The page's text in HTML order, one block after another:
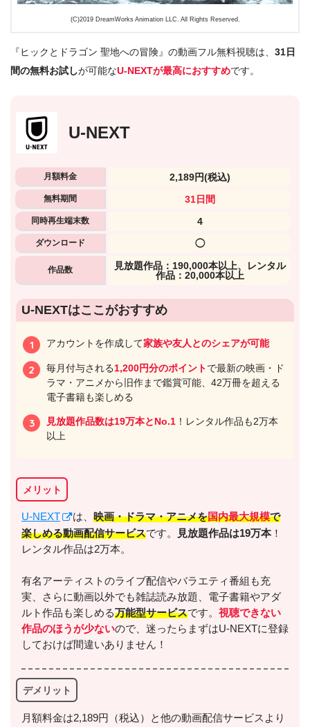
(C)2019 DreamWorks Animation LLC. All Rights Reserved.
『ヒックとドラゴン 聖地への冒険』の動画フル無料視聴は、 31日
間の無料お試しが可能なU-NEXTが最高におすすめです。
U-NEXT
月額料金 2,189円(税込)
無料期間 31日間
同時再生端末数 4
ダウンロード ◯
作品数
⾒放題作品：190,000本以上、レンタル
作品：20,000本以上
U-NEXTはここがおすすめ
アカウントを作成して家族や友人とのシェアが可能
毎月付与される1,200円分のポイントで最新の映画・ド
ラマ・アニメから旧作まで鑑賞可能、42万冊を超える
電子書籍も楽しめる
見放題作品数は19万本とNo.1 ！レンタル作品も2万本
以上
メリット
U-NEXT は、 映画・ドラマ・アニメを国内最大規模で
楽しめる動画配信サービスです。 見放題作品は19万本 ！
レンタル作品は2万本。
有名アーティストのライブ配信やバラエティ番組も充
実、さらに動画以外でも雑誌読み放題、電子書籍やアダ
ルト作品も楽しめる万能型サービスです。 視聴できない
作品のほうが少ないので、迷ったらまずはU-NEXTに登録
しておけば間違いありません！
デメリット
月額料金は2,189円（税込）と他の動画配信サービスより